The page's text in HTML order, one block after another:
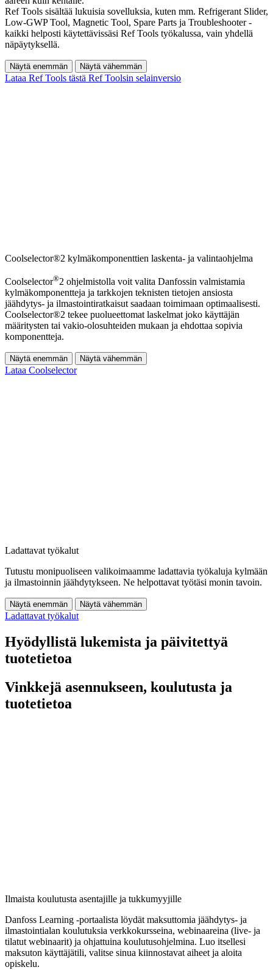
Ref Tools sisältää lukuisia sovelluksia, kuten mm. Refrigerant Slider,
Low-GWP Tool, Magnetic Tool, Spare Parts ja Troubleshooter -
kaikki helposti käytettävissäsi Ref Tools työkalussa, vain yhdellä
näpäytyksellä.
Näytä enemmän Näytä vähemmän
Lataa Ref Tools tästä Ref Toolsin selainversio
Coolselector®2 kylmäkomponenttien laskenta- ja valintaohjelma
Coolselector®2 ohjelmistolla voit valita Danfossin valmistamia
kylmäkomponentteja ja tarkkojen teknisten tietojen ansiosta
jäähdytys- ja ilmastointiratkaisut saadaan toimimaan optimaalisesti.
Coolselector®2 tekee puolueettomat laskelmat joko käyttäjän
määritysten tai vakio-olosuhteiden mukaan ja ehdottaa sopivia
komponentteja.
Näytä enemmän Näytä vähemmän
Lataa Coolselector
Ladattavat työkalut
Tutustu monipuoliseen valikoimaamme ladattavia työkaluja kylmään
ja ilmastoinnin jäähdytykseen. Ne helpottavat työtäsi monin tavoin.
Näytä enemmän Näytä vähemmän
Ladattavat työkalut
Hyödyllistä lukemista ja päivitettyä
tuotetietoa
Vinkkejä asennukseen, koulutusta ja
tuotetietoa
Ilmaista koulutusta asentajille ja tukkumyyjille
Danfoss Learning -portaalista löydät maksuttomia jäähdytys- ja
ilmastointialan koulutuksia verkkokursseina, webinaareina (live- ja
tilatut webinaarit) ja ohjattuina koulutusohjelmina. Luo itsellesi
maksuton käyttäjätili, valitse sinua kiinnostavat aiheet ja aloita
opiskelu.